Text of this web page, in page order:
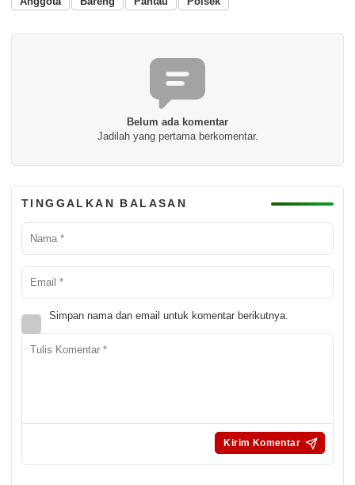
Belum ada komentar
Jadilah yang pertama berkomentar.
TINGGALKAN BALASAN
Simpan nama dan email untuk komentar berikutnya.